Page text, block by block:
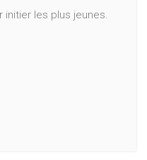
initier les plus jeunes.